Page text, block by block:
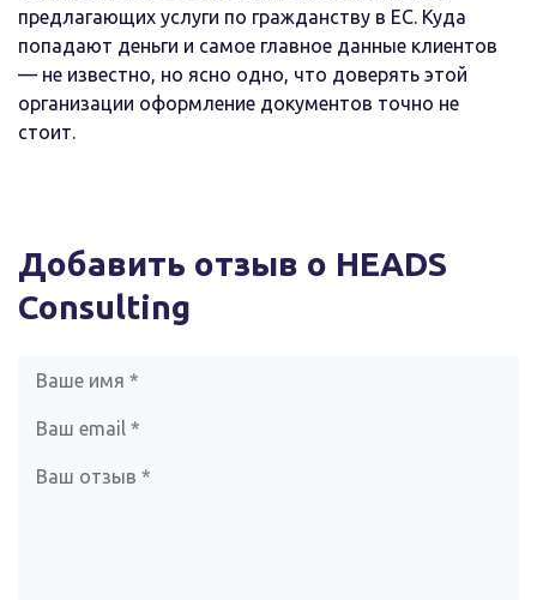
предлагающих услуги по гражданству в ЕС. Куда
попадают деньги и самое главное данные клиентов
— не известно, но ясно одно, что доверять этой
организации оформление документов точно не
стоит.
Добавить отзыв о HEADS
Consulting